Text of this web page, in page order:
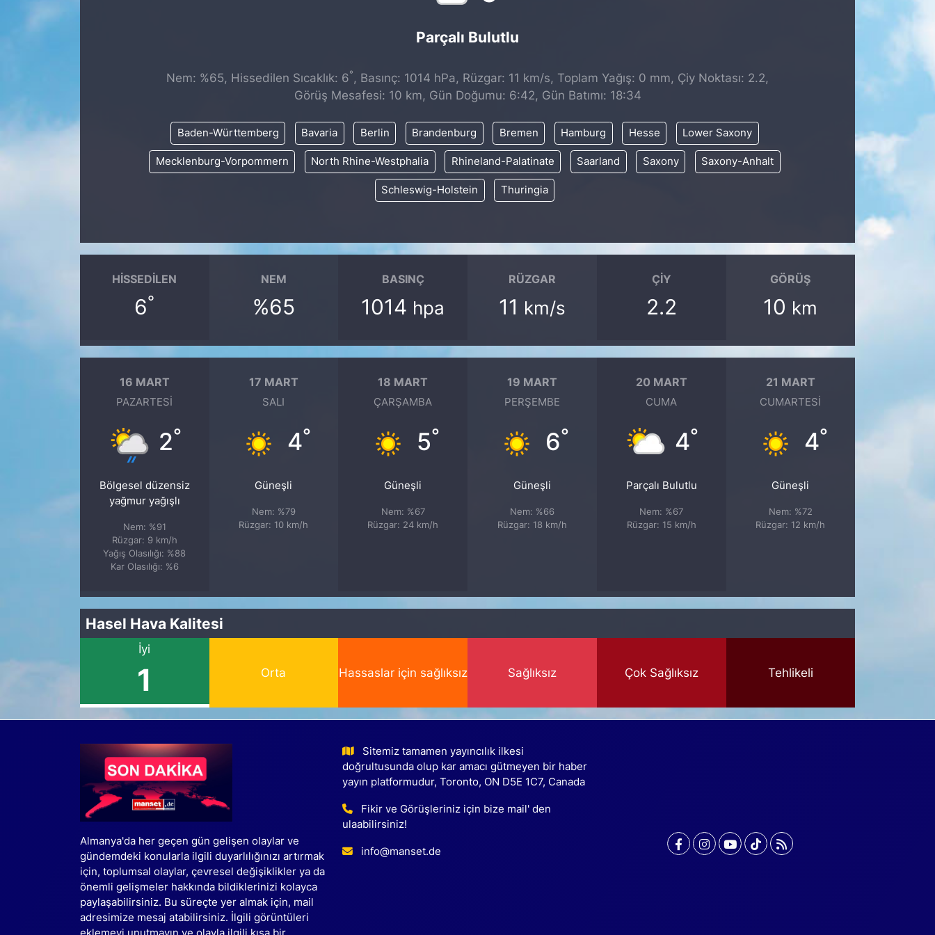
Parçalı Bulutlu
Nem: %65, Hissedilen Sıcaklık: 6° , Basınç: 1014 hPa, Rüzgar: 11 km/s, Toplam Yağış: 0 mm, Çiy Noktası: 2.2,
Görüş Mesafesi: 10 km, Gün Doğumu: 6:42, Gün Batımı: 18:34
Baden-Württemberg Bavaria Berlin Brandenburg Bremen Hamburg Hesse Lower Saxony
Mecklenburg-Vorpommern North Rhine-Westphalia Rhineland-Palatinate Saarland Saxony Saxony-Anhalt
Schleswig-Holstein Thuringia
HISSEDILEN
6°
NEM
%65
BASINÇ
1014 hpa
RÜZGAR
11 km/s
ÇIY
2.2
GÖRÜŞ
10 km
16 MART
PAZARTESI
2°
Bölgesel düzensiz
yağmur yağışlı
Nem: %91
Rüzgar: 9 km/h
Yağış Olasılığı: %88
Kar Olasılığı: %6
17 MART
SALI
4°
Güneşli
Nem: %79
Rüzgar: 10 km/h
18 MART
ÇARŞAMBA
5°
Güneşli
Nem: %67
Rüzgar: 24 km/h
19 MART
PERŞEMBE
6°
Güneşli
Nem: %66
Rüzgar: 18 km/h
20 MART
CUMA
4°
Parçalı Bulutlu
Nem: %67
Rüzgar: 15 km/h
21 MART
CUMARTESI
4°
Güneşli
Nem: %72
Rüzgar: 12 km/h
Hasel Hava Kalitesi
İyi
1 Orta Hassaslar için sağlıksız Sağlıksız Çok Sağlıksız Tehlikeli
Almanya'da her geçen gün gelişen olaylar ve
gündemdeki konularla ilgili duyarlılığınızı artırmak
için, toplumsal olaylar, çevresel değişiklikler ya da
önemli gelişmeler hakkında bildiklerinizi kolayca
paylaşabilirsiniz. Bu süreçte yer almak için, mail
adresimize mesaj atabilirsiniz. İlgili görüntüleri
Sitemiz tamamen yayıncılık ilkesi
doğrultusunda olup kar amacı gütmeyen bir haber
yayın platformudur, Toronto, ON D5E 1C7, Canada
Fikir ve Görüşleriniz için bize mail' den
ulaabilirsiniz!
info@manset.de